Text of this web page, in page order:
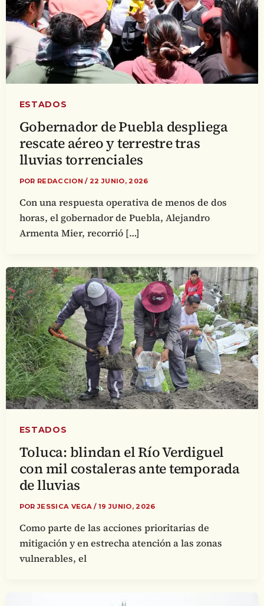
ESTADOS
Gobernador de Puebla despliega
rescate aéreo y terrestre tras
lluvias torrenciales
POR REDACCION/ 22 JUNIO, 2026
Con una respuesta operativa de menos de dos
horas, el gobernador de Puebla, Alejandro
Armenta Mier, recorrió […]
ESTADOS
Toluca: blindan el Río Verdiguel
con mil costaleras ante temporada
de lluvias
PORJESSICA VEGA/ 19 JUNIO, 2026
Como parte de las acciones prioritarias de
mitigación y en estrecha atención a las zonas
vulnerables, el